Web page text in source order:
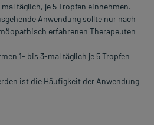
täglich, je 5 Tropfen einnehmen.
Anwendung sollte nur nach
erfahrenen Therapeuten
1- bis 3-mal täglich je 5 Tropfen
ist die Häufigkeit der Anwendung